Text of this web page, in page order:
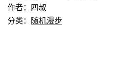
作者： 四叔
分类： 随机漫步